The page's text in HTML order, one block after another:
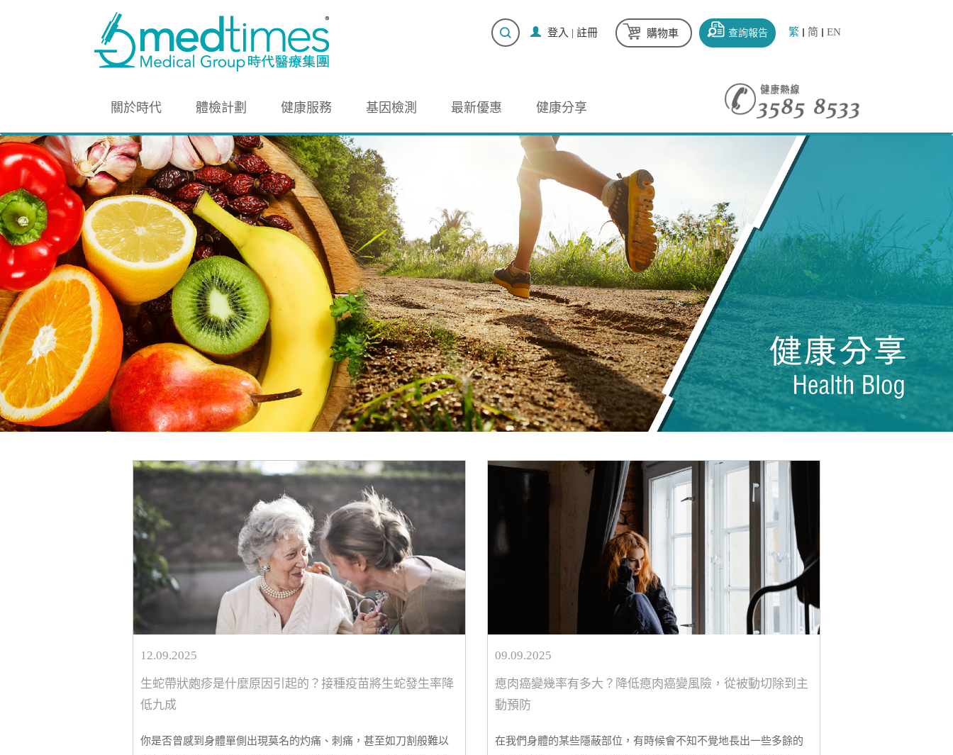
繁 简 EN
查詢報告
購物車
登入 | 註冊
關於時代 體檢計劃 健康服務 基因檢測 最新優惠 健康分享
12.09.2025
生蛇帶狀皰疹是什麼原因引起的？接種疫苗將生蛇發生率降
低九成
你是否曾感到身體單側出現莫名的灼痛、刺痛，甚至如刀割般難以
09.09.2025
瘜肉癌變幾率有多大？降低瘜肉癌變風險，從被動切除到主
動預防
在我們身體的某些隱蔽部位，有時候會不知不覺地長出一些多餘的